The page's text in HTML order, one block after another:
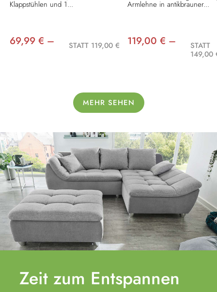
Klappstühlen und 1...
69,99 € – STATT 119,00 €
Armlehne in antikbrauner...
119,00 € –
STATT
149,00
MEHR SEHEN
Zeit zum Entspannen